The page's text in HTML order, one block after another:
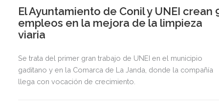
El Ayuntamiento de Conil y UNEI crean
empleos en la mejora de la limpieza
viaria
Se trata del primer gran trabajo de UNEI en el municipio
gaditano y en la Comarca de La Janda, donde la compañía
llega con vocación de crecimiento.